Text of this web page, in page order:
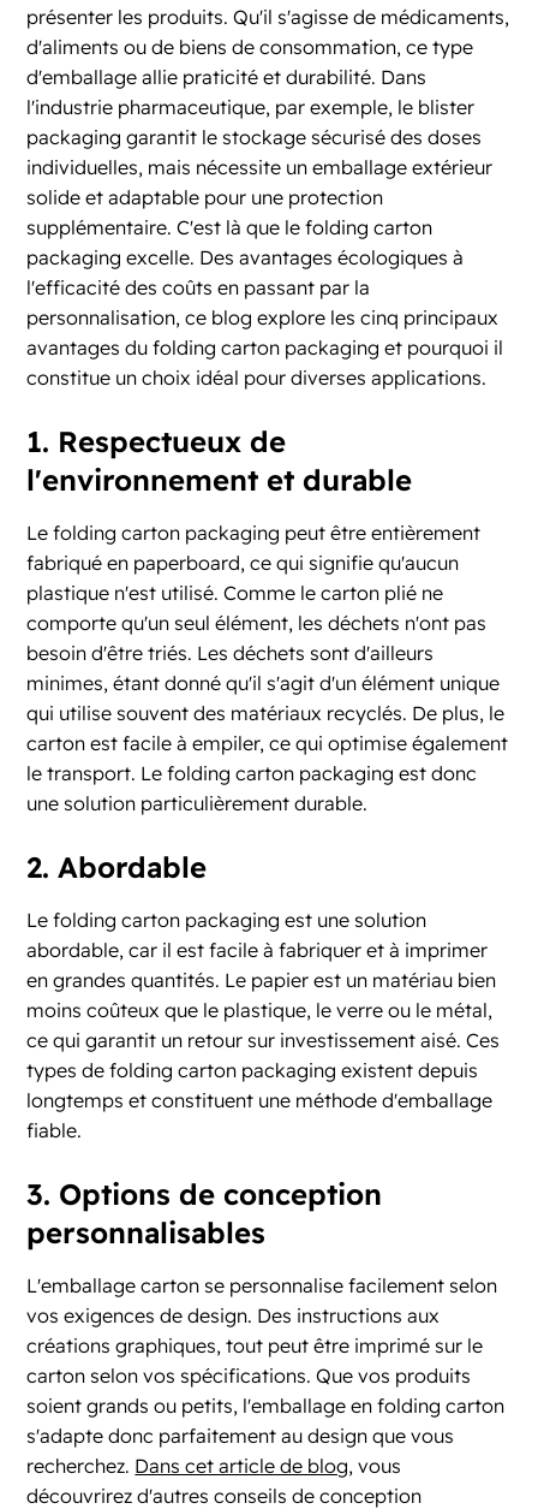
présenter les produits. Qu'il s'agisse de médicaments,
d'aliments ou de biens de consommation, ce type
d'emballage allie praticité et durabilité. Dans
l'industrie pharmaceutique, par exemple, le blister
packaging garantit le stockage sécurisé des doses
individuelles, mais nécessite un emballage extérieur
solide et adaptable pour une protection
supplémentaire. C'est là que le folding carton
packaging excelle. Des avantages écologiques à
l'efficacité des coûts en passant par la
personnalisation, ce blog explore les cinq principaux
avantages du folding carton packaging et pourquoi il
constitue un choix idéal pour diverses applications.
1. Respectueux de
l'environnement et durable
Le folding carton packaging peut être entièrement
fabriqué en paperboard, ce qui signifie qu'aucun
plastique n'est utilisé. Comme le carton plié ne
comporte qu'un seul élément, les déchets n'ont pas
besoin d'être triés. Les déchets sont d'ailleurs
minimes, étant donné qu'il s'agit d'un élément unique
qui utilise souvent des matériaux recyclés. De plus, le
carton est facile à empiler, ce qui optimise également
le transport. Le folding carton packaging est donc
une solution particulièrement durable.
2. Abordable
Le folding carton packaging est une solution
abordable, car il est facile à fabriquer et à imprimer
en grandes quantités. Le papier est un matériau bien
moins coûteux que le plastique, le verre ou le métal,
ce qui garantit un retour sur investissement aisé. Ces
types de folding carton packaging existent depuis
longtemps et constituent une méthode d'emballage
fiable.
3. Options de conception
personnalisables
L'emballage carton se personnalise facilement selon
vos exigences de design. Des instructions aux
créations graphiques, tout peut être imprimé sur le
carton selon vos spécifications. Que vos produits
soient grands ou petits, l'emballage en folding carton
s'adapte donc parfaitement au design que vous
recherchez. Dans cet article de blog, vous
découvrirez d'autres conseils de conception